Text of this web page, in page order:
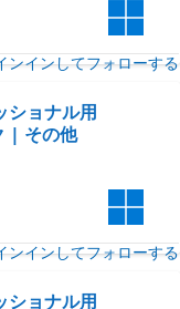
ンインしてフォローする
ョナル用
| その他
ンインしてフォローする
ョナル用